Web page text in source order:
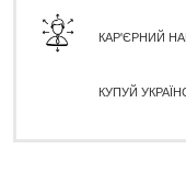
КАР'ЄРНИЙ
КУПУЙ